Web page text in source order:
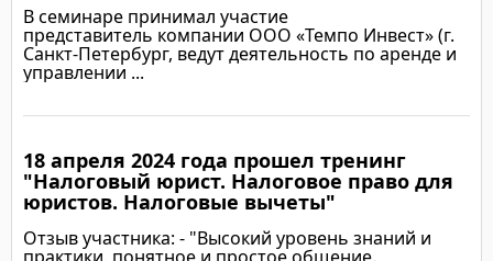
В семинаре принимал участие
представитель компании ООО «Темпо Инвест» (г.
Санкт-Петербург, ведут деятельность по аренде и
управлении ...
Подробнее
18 апреля 2024 года прошел тренинг
"Налоговый юрист. Налоговое право для
юристов. Налоговые вычеты"
Отзыв участника: - "Высокий уровень знаний и